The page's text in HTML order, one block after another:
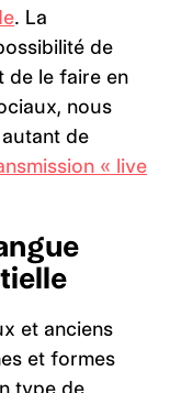
. La
de
de le faire en
nous
de
« live
et anciens
et formes
type de